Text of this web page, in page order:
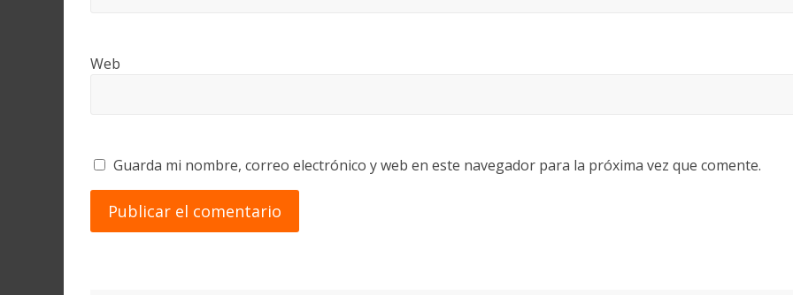
Web
Guarda mi nombre, correo electrónico y web en este navegador para la próxima vez que comente.